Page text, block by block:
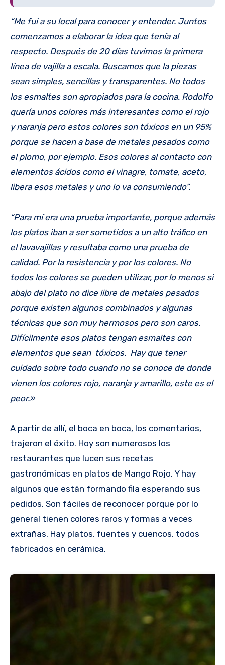
“Me fui a su local para conocer y entender. Juntos
comenzamos a elaborar la idea que tenía al
respecto. Después de 20 días tuvimos la primera
línea de vajilla a escala. Buscamos que la piezas
sean simples, sencillas y transparentes. No todos
los esmaltes son apropiados para la cocina. Rodolfo
quería unos colores más interesantes como el rojo
y naranja pero estos colores son tóxicos en un 95%
porque se hacen a base de metales pesados como
el plomo, por ejemplo. Esos colores al contacto con
elementos ácidos como el vinagre, tomate, aceto,
libera esos metales y uno lo va consumiendo”.
“Para mí era una prueba importante, porque además
los platos iban a ser sometidos a un alto tráfico en
el lavavajillas y resultaba como una prueba de
calidad. Por la resistencia y por los colores. No
todos los colores se pueden utilizar, por lo menos si
abajo del plato no dice libre de metales pesados
porque existen algunos combinados y algunas
técnicas que son muy hermosos pero son caros.
Difícilmente esos platos tengan esmaltes con
elementos que sean tóxicos. Hay que tener
cuidado sobre todo cuando no se conoce de donde
vienen los colores rojo, naranja y amarillo, este es el
peor.»
A partir de allí, el boca en boca, los comentarios,
trajeron el éxito. Hoy son numerosos los
restaurantes que lucen sus recetas
gastronómicas en platos de Mango Rojo. Y hay
algunos que están formando fila esperando sus
pedidos. Son fáciles de reconocer porque por lo
general tienen colores raros y formas a veces
extrañas, Hay platos, fuentes y cuencos, todos
fabricados en cerámica.